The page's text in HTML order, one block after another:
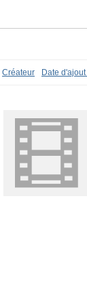
Créateur Date d'ajout